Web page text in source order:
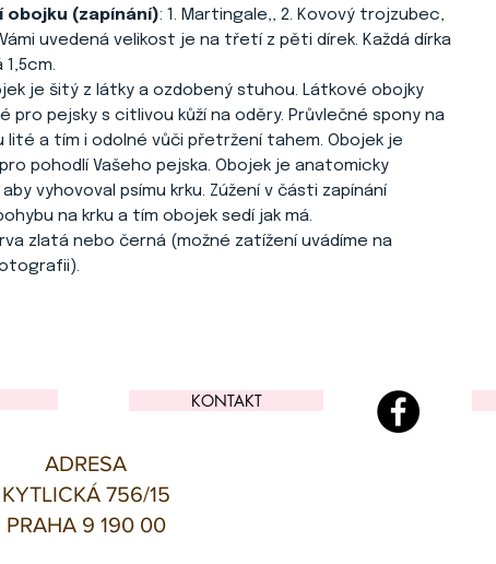
obojku (zapínání): 1. Martingale,, 2. Kovový trojzubec,
uvedená velikost je na třetí z pěti dírek. Každá dírka
1,5cm.
je šitý z látky a ozdobený stuhou. Látkové obojky
pro pejsky s citlivou kůží na oděry. Průvlečné spony na
lité a tím i odolné vůči přetržení tahem. Obojek je
pohodlí Vašeho pejska. Obojek je anatomicky
vyhovoval psímu krku. Zúžení v části zapínání
na krku a tím obojek sedí jak má.
zlatá nebo černá (možné zatížení uvádíme na
KONTAKT
ADRESA
KYTLICKÁ 756/15
PRAHA 9 190 00